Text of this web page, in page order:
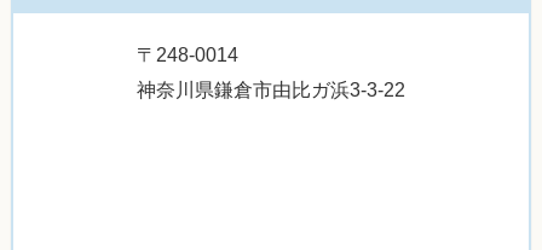
〒248-0014
神奈川県鎌倉市由比ガ浜3-3-22